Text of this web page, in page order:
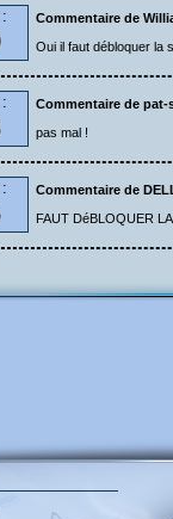
Commentaire de
Oui il faut débloquer la
Commentaire de
pas mal !
Commentaire de
FAUT DéBLOQUER